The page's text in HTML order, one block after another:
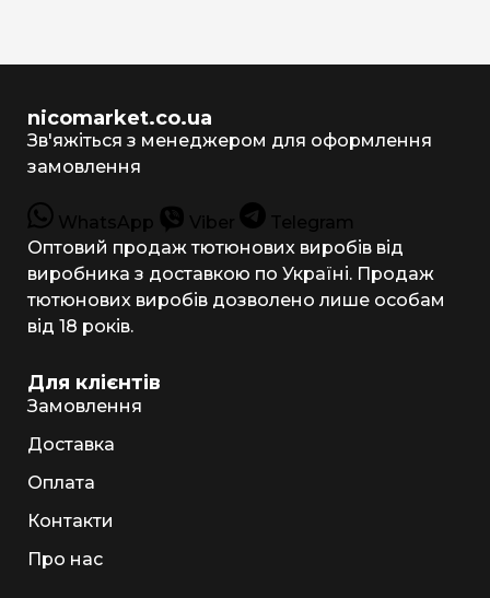
nicomarket.co.ua
Зв'яжіться з менеджером для оформлення
замовлення
WhatsApp Viber
Telegram
Оптовий продаж тютюнових виробів від
виробника з доставкою по Україні. Продаж
тютюнових виробів дозволено лише особам
від 18 років.
Для клієнтів
Замовлення
Доставка
Оплата
Контакти
Про нас